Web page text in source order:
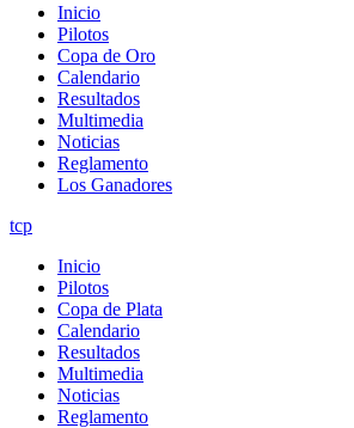
Inicio
Pilotos
Copa de Oro
Calendario
Resultados
Multimedia
Noticias
Reglamento
Los Ganadores
tcp
Inicio
Pilotos
Copa de Plata
Calendario
Resultados
Multimedia
Noticias
Reglamento